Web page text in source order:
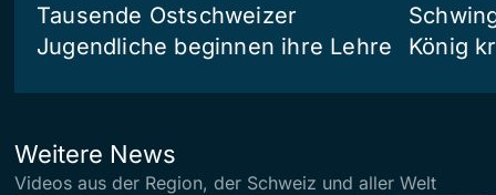
Tausende Ostschweizer
Jugendliche beginnen ihre Lehre
König
Weitere News
Videos aus der Region, der Schweiz und aller Welt